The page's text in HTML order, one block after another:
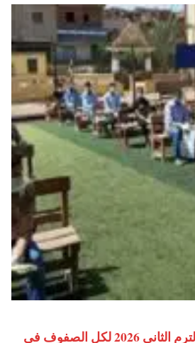
نتيجة امتحانات النقل الترم الثاني 2026 لكل الصفوف في